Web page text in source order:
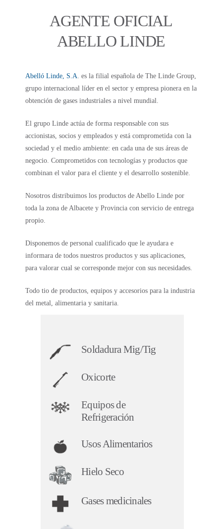
AGENTE OFICIAL
ABELLO LINDE
Abelló Linde, S.A . es la filial española de The Linde Group,
grupo internacional líder en el sector y empresa pionera en la
obtención de gases industriales a nivel mundial.
El grupo Linde actúa de forma responsable con sus
accionistas, socios y empleados y está comprometida con la
sociedad y el medio ambiente: en cada una de sus áreas de
negocio. Comprometidos con tecnologías y productos que
combinan el valor para el cliente y el desarrollo sostenible.
Nosotros distribuimos los productos de Abello Linde por
toda la zona de Albacete y Provincia con servicio de entrega
propio.
Disponemos de personal cualificado que le ayudara e
informara de todos nuestros productos y sus aplicaciones,
para valorar cual se corresponde mejor con sus necesidades.
Todo tio de productos, equipos y accesorios para la industria
del metal, alimentaria y sanitaria.
Soldadura Mig/Tig
Oxicorte
Equipos de
Refrigeración
Usos Alimentarios
Hielo Seco
Gases medicinales